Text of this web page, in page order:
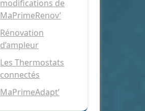
modifications de
MaPrimeRenov’
Rénovation
d’ampleur
Les Thermostats
connectés
MaPrimeAdapt’